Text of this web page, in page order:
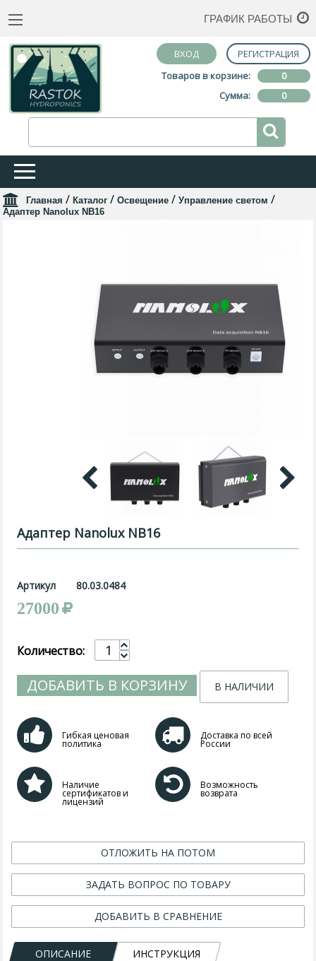
ГРАФИК РАБОТЫ
ВХОД
РЕГИСТРАЦИЯ
Товаров в корзине:
0
Сумма:
0
Главная / Каталог / Освещение / Управление светом /
Адаптер Nanolux NB16
Адаптер Nanolux NB16
Артикул 80.03.0484
27000
Количество:
ДОБАВИТЬ В КОРЗИНУ В НАЛИЧИИ
Гибкая ценовая
политика
Доставка по всей
России
Наличие
сертификатов и
лицензий
Возможность
возврата
ОТЛОЖИТЬ НА ПОТОМ
ЗАДАТЬ ВОПРОС ПО ТОВАРУ
ДОБАВИТЬ В СРАВНЕНИЕ
ОПИСАНИЕ ИНСТРУКЦИЯ